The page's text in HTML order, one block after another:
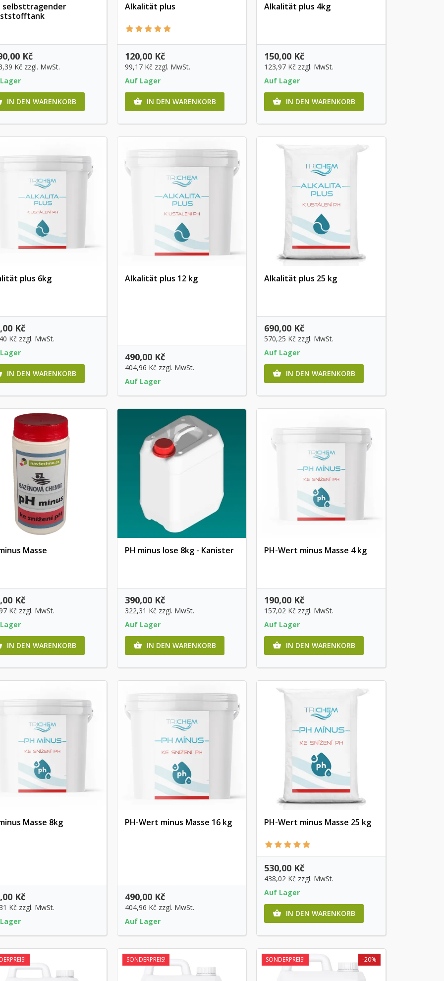
selbsttragender
Kč
Kč zzgl. MwSt.
IN DEN WARENKORB
Alkalität plus
120,00 Kč
99,17 Kč zzgl. MwSt.
Auf Lager
 IN DEN WARENKORB
Alkalität plus 4kg
150,00 Kč
123,97 Kč zzgl. MwSt.
Auf Lager
 IN DEN WARENKORB
plus 6kg
Kč
Kč zzgl. MwSt.
IN DEN WARENKORB
Alkalität plus 12 kg
490,00 Kč
404,96 Kč zzgl. MwSt.
Auf Lager
Alkalität plus 25 kg
690,00 Kč
570,25 Kč zzgl. MwSt.
Auf Lager
 IN DEN WARENKORB
Masse
Kč
Kč zzgl. MwSt.
IN DEN WARENKORB
PH minus lose 8kg - Kanister
390,00 Kč
322,31 Kč zzgl. MwSt.
Auf Lager
 IN DEN WARENKORB
PH-Wert minus Masse 4 kg
190,00 Kč
157,02 Kč zzgl. MwSt.
Auf Lager
 IN DEN WARENKORB
Masse 8kg
Kč
Kč zzgl. MwSt.
PH-Wert minus Masse 16 kg
490,00 Kč
404,96 Kč zzgl. MwSt.
Auf Lager
PH-Wert minus Masse 25 kg
530,00 Kč
438,02 Kč zzgl. MwSt.
Auf Lager
 IN DEN WARENKORB
SONDERPREIS! SONDERPREIS! -20%